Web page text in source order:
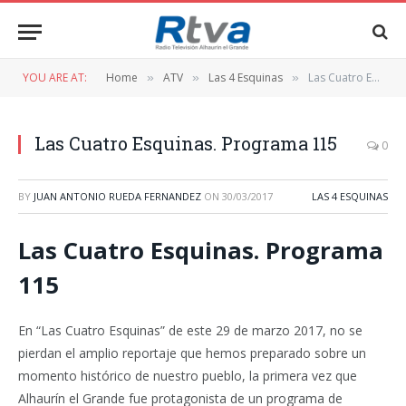
YOU ARE AT: Home » ATV » Las 4 Esquinas » Las Cuatro Esquinas. Programa 115
Las Cuatro Esquinas. Programa 115 0
BY JUAN ANTONIO RUEDA FERNANDEZ ON 30/03/2017 LAS 4 ESQUINAS
Las Cuatro Esquinas. Programa
115
En “Las Cuatro Esquinas” de este 29 de marzo 2017, no se
pierdan el amplio reportaje que hemos preparado sobre un
momento histórico de nuestro pueblo, la primera vez que
Alhaurín el Grande fue protagonista de un programa de